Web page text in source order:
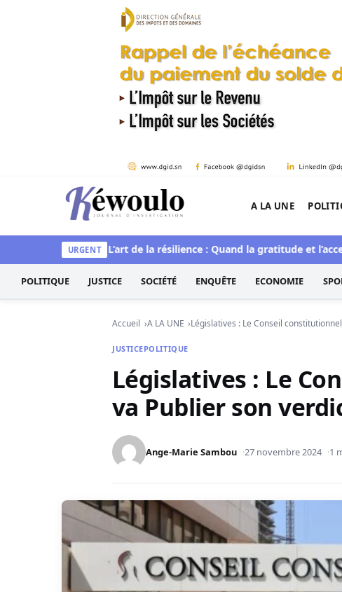
Aller au contenu
Kéwoulo, le premier site d'information et
A LA UNE
URGENT
L’art de la résilience : Quand la gratitude et
POLITIQUE JUSTICE SOCIÉTÉ ENQUÊTE ECONOMIE
Accueil A LA UNE Législatives : Le Conseil
JUSTICEPOLITIQUE
Législatives : Le
va Publier son
Ange-Marie Sambou 27 novembre 2024 1